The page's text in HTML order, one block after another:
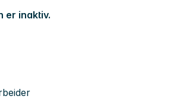
er inaktiv.